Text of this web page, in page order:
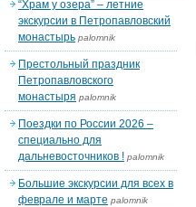
“Храм у озера” – летние
экскурсии в Петропавловский
монастырь palomnik
Престольный праздник
Петропавловского
монастыря palomnik
Поездки по России 2026 –
специально для
дальневосточников ! palomnik
Большие экскурсии для всех в
феврале и марте palomnik